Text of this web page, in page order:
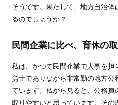
そうです。果たして、地方自治体
るのでしょうか？
民間企業に比べ、育休の
私は、かつて民間企業で人事を担
労士でありながら非常勤の地方公
ています。私から見ると、公務
取りやすいと思っています。その